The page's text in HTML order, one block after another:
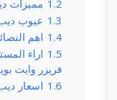
1.2 مميزات
1.3 عيوب
1.4 اهم
1.5 اراء
فريزر وايت
1.6 اسعار